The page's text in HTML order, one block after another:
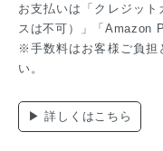
お支払いは「クレジッ
スは不可）」「Amazon
※手数料はお客様ご負担
い。
▶ 詳しくはこちら